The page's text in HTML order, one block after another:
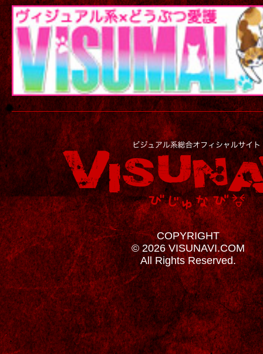
COPYRIGHT
© 2026 VISUNAVI.COM
All Rights Reserved.